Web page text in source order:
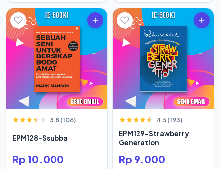
3.8 (106)
EPM128-Ssubba
Rp 10.000
4.5 (193)
EPM129-Strawberry
Generation
Rp 9.000